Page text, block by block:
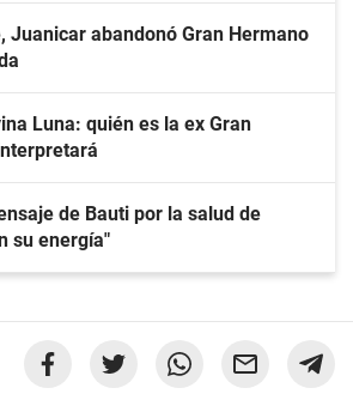
Juanicar abandonó Gran Hermano
Luna: quién es la ex Gran
de Bauti por la salud de
su energía"